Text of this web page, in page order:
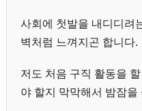
사회에 첫발을 내디디려
벽처럼 느껴지곤 합니다.
저도 처음 구직 활동을
야 할지 막막해서 밤잠